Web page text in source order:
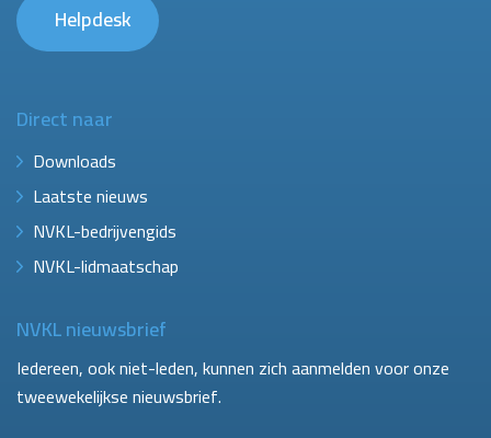
Helpdesk
Direct naar
Downloads
Laatste nieuws
NVKL-bedrijvengids
NVKL-lidmaatschap
NVKL nieuwsbrief
Iedereen, ook niet-leden, kunnen zich aanmelden voor onze
tweewekelijkse nieuwsbrief.